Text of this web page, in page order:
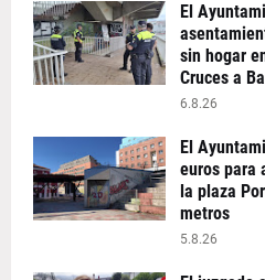
El
sin hogar
Cruces a
6.8.26
El
euros para
la plaza
metros
5.8.26